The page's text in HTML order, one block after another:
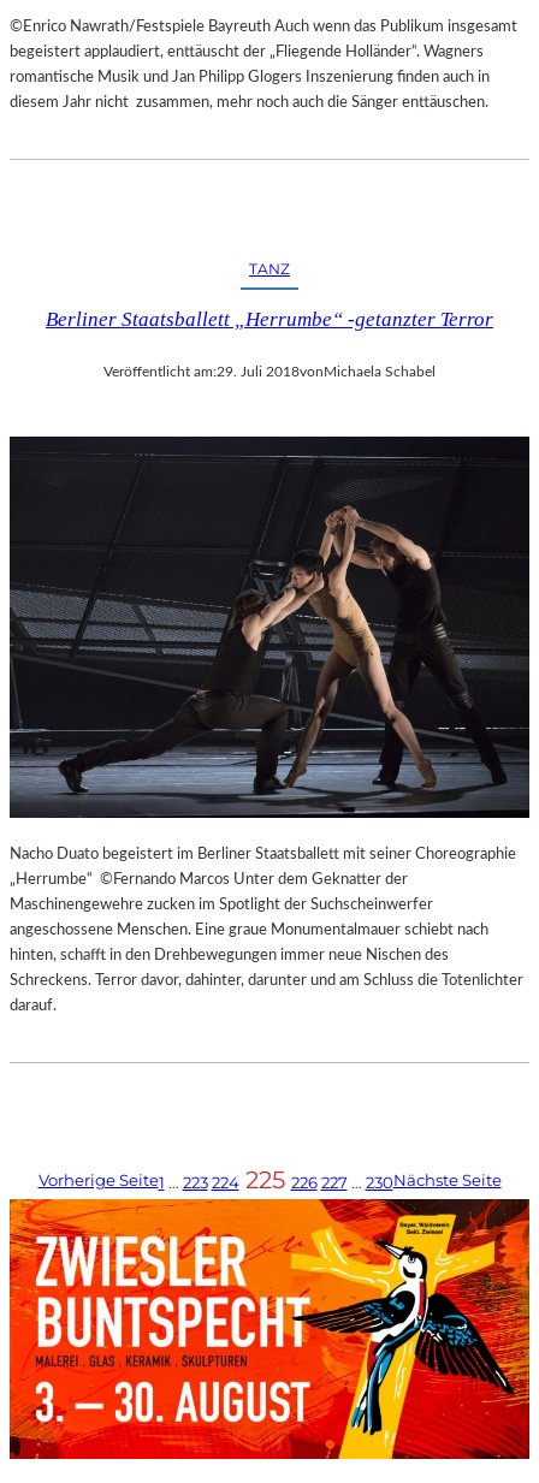
©Enrico Nawrath/Festspiele Bayreuth Auch wenn das Publikum insgesamt
begeistert applaudiert, enttäuscht der „Fliegende Holländer“. Wagners
romantische Musik und Jan Philipp Glogers Inszenierung finden auch in
diesem Jahr nicht zusammen, mehr noch auch die Sänger enttäuschen.
TANZ
Berliner Staatsballett „Herrumbe“ -getanzter Terror
Veröffentlicht am:29. Juli 2018vonMichaela Schabel
Nacho Duato begeistert im Berliner Staatsballett mit seiner Choreographie
„Herrumbe“ ©Fernando Marcos Unter dem Geknatter der
Maschinengewehre zucken im Spotlight der Suchscheinwerfer
angeschossene Menschen. Eine graue Monumentalmauer schiebt nach
hinten, schafft in den Drehbewegungen immer neue Nischen des
Schreckens. Terror davor, dahinter, darunter und am Schluss die Totenlichter
darauf.
Vorherige Seite1 … 223 224 225 226 227 … 230Nächste Seite